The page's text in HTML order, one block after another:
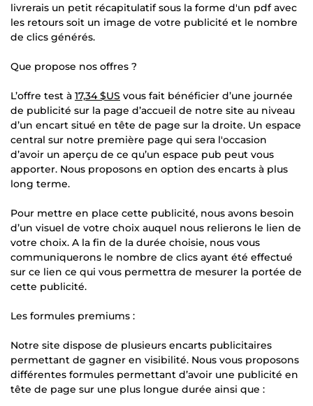
livrerais un petit récapitulatif sous la forme d'un pdf avec
les retours soit un image de votre publicité et le nombre
de clics générés.
Que propose nos offres ?
L’offre test à 17,34 $US vous fait bénéficier d’une journée
de publicité sur la page d’accueil de notre site au niveau
d’un encart situé en tête de page sur la droite. Un espace
central sur notre première page qui sera l'occasion
d’avoir un aperçu de ce qu’un espace pub peut vous
apporter. Nous proposons en option des encarts à plus
long terme.
Pour mettre en place cette publicité, nous avons besoin
d’un visuel de votre choix auquel nous relierons le lien de
votre choix. A la fin de la durée choisie, nous vous
communiquerons le nombre de clics ayant été effectué
sur ce lien ce qui vous permettra de mesurer la portée de
cette publicité.
Les formules premiums :
Notre site dispose de plusieurs encarts publicitaires
permettant de gagner en visibilité. Nous vous proposons
différentes formules permettant d’avoir une publicité en
tête de page sur une plus longue durée ainsi que :